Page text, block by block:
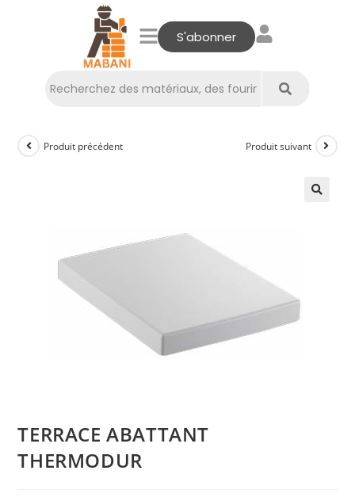
S'abonner
Produit précédent Produit suivant
TERRACE ABATTANT
THERMODUR